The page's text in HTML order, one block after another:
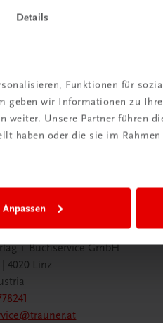
Details
Funktionen für
geben wir Informationen zu
weiter. Unsere Partner führen
haben oder die sie im
Anpassen
für Sie da
+ Buchservice GmbH
4020 Linz